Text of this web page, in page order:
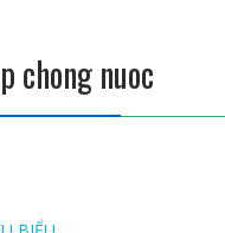
chong nuoc